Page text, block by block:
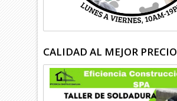
CALIDAD AL MEJOR PRECIO